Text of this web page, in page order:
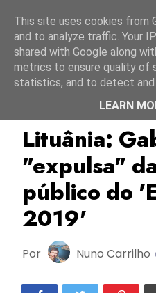
Eurovizijos 2019
Lituânia:
"expulsa"
público do
2019'
Por Nuno Carrilho
This site uses cookies from
and to analyze traffic. Your
shared with Google along
metrics to ensure quality of
statistics, and to detect and
LEARN